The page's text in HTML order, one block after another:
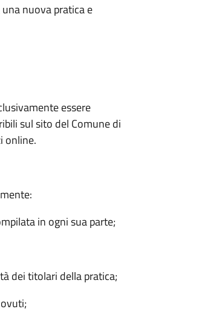
nuova pratica e
essere
sul sito del Comune di
online.
in ogni sua parte;
dei titolari della pratica;